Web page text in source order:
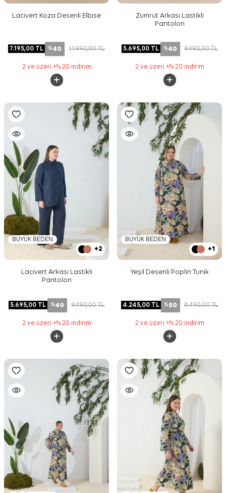
Lacivert Koza Desenli Elbise
7.195,00 TL %40 11.990,00TL
2 ve üzeri +% 20 indirim
Zümrüt Arkası Lastikli
Pantolon
5.695,00TL %40 9.490,00TL
2 ve üzeri +% 20 indirim
BÜYÜK BEDEN
+2
Lacivert Arkası Lastikli
Pantolon
5.695,00TL %40 9.490,00TL
2 ve üzeri +% 20 indirim
BÜYÜK BEDEN
+1
Yeşil Desenli Poplin Tunik
4.245,00TL %50 8.490,00TL
2 ve üzeri +% 20 indirim